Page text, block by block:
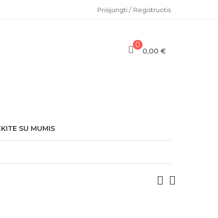
Prisijungti/ Registruotis
0
0,00 €
SU MUMIS